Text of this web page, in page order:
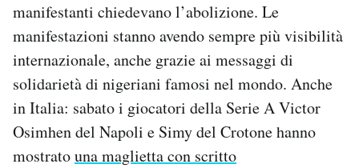
Area Personale
Newsletter
Notifiche mobile
Regala il Post
Hai bisogno di aiuto?
manifestanti chiedevano l’abolizione. Le
manifestazioni stanno avendo sempre più visibilità
internazionale, anche grazie ai messaggi di
solidarietà di nigeriani famosi nel mondo. Anche
in Italia: sabato i giocatori della Serie A Victor
Osimhen del Napoli e Simy del Crotone hanno
mostratouna maglietta con scritto